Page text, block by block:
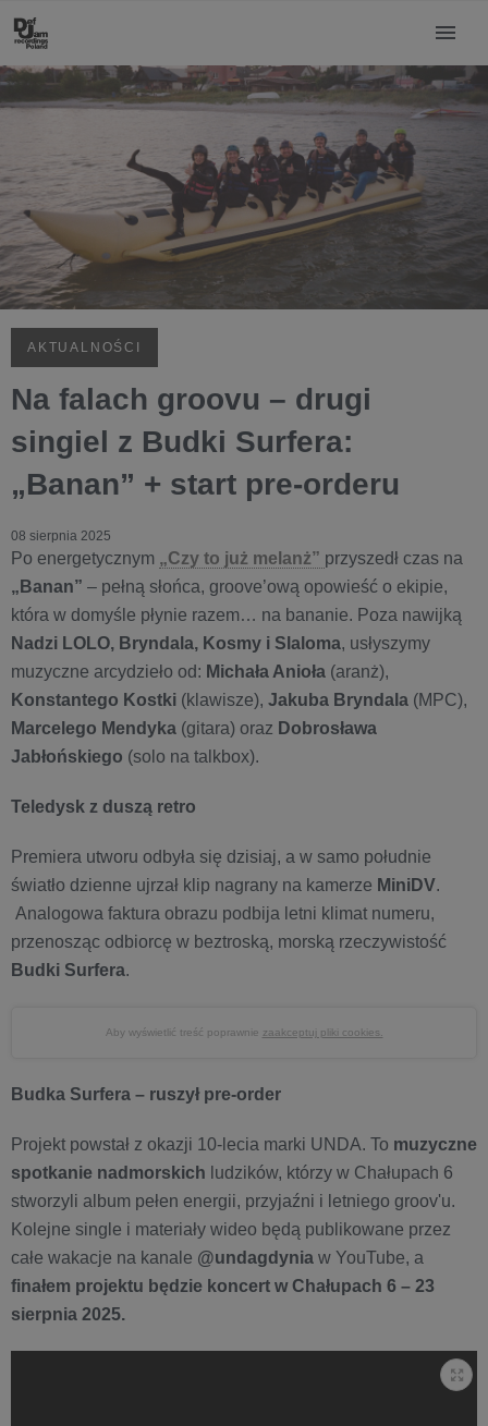
AKTUALNOŚCI
Na falach groovu – drugi
singiel z Budki Surfera:
„Banan” + start pre-orderu
08 sierpnia 2025
Po energetycznym „Czy to już melanż” przyszedł czas na
„Banan” – pełną słońca, groove’ową opowieść o ekipie,
która w domyśle płynie razem… na bananie. Poza nawijką
Nadzi LOLO, Bryndala, Kosmy i Slaloma, usłyszymy
muzyczne arcydzieło od: Michała Anioła (aranż),
Konstantego Kostki (klawisze), Jakuba Bryndala (MPC),
Marcelego Mendyka (gitara) oraz Dobrosława
Jabłońskiego (solo na talkbox).
Teledysk z duszą retro
Premiera utworu odbyła się dzisiaj, a w samo południe
światło dzienne ujrzał klip nagrany na kamerze MiniDV.
Analogowa faktura obrazu podbija letni klimat numeru,
przenosząc odbiorcę w beztroską, morską rzeczywistość
Budki Surfera.
Aby wyświetlić treść poprawnie zaakceptuj pliki cookies.
Budka Surfera – ruszył pre-order
Projekt powstał z okazji 10-lecia marki UNDA. To muzyczne
spotkanie nadmorskich ludzików, którzy w Chałupach 6
stworzyli album pełen energii, przyjaźni i letniego groov'u.
Kolejne single i materiały wideo będą publikowane przez
całe wakacje na kanale @undagdynia w YouTube, a
finałem projektu będzie koncert w Chałupach 6 – 23
sierpnia 2025.